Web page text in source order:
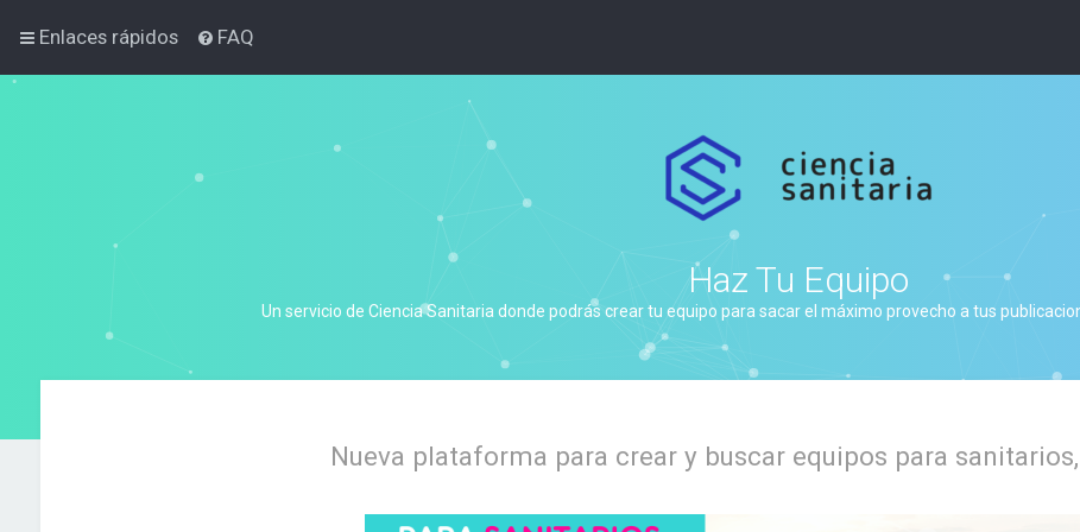
Enlaces rápidos FAQ
Haz Tu Equipo
Un servicio de Ciencia Sanitaria donde podrás crear tu equipo para sacar el máximo provecho a tus
Nueva plataforma para crear y buscar equipos para